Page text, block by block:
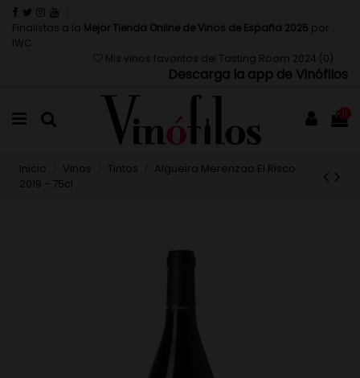
Finalistas a la Mejor Tienda Online de Vinos de España 2025 por
IWC
Mis vinos favoritos del Tasting Room 2024 (0 )
Descarga la app de Vinófilos
0
Inicio Vinos Tintos
Algueira Merenzao El Risco
2019 - 75cl